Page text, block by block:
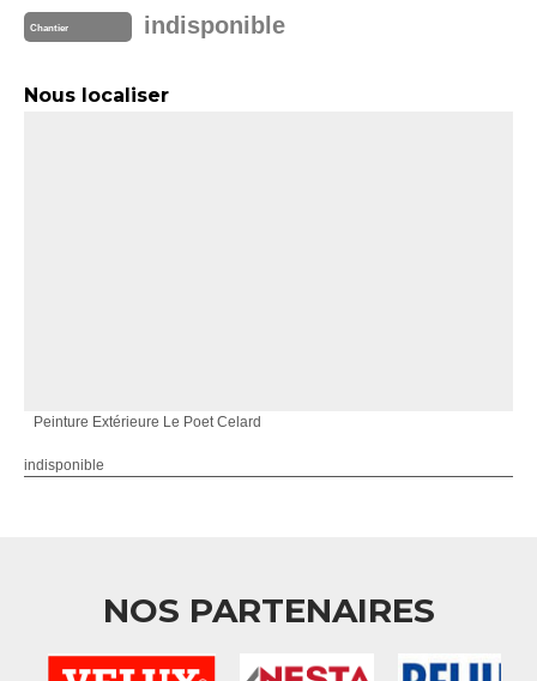
Chantier indisponible
Nous localiser
Peinture Extérieure Le Poet Celard
indisponible
NOS PARTENAIRES